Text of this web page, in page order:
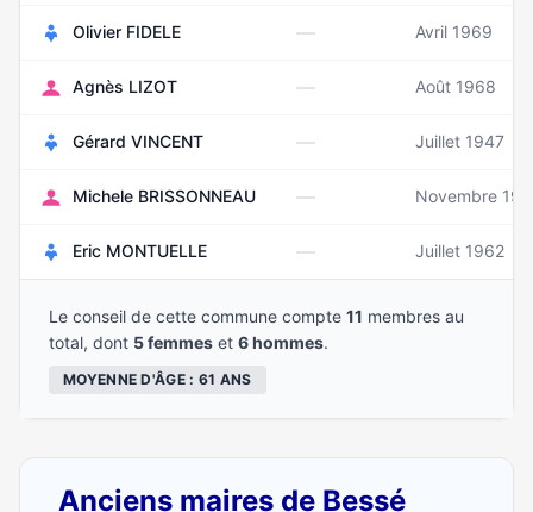
Olivier FIDELE — Avril 1969
Agnès LIZOT — Août 1968
Gérard VINCENT — Juillet 1947
Michele BRISSONNEAU — Novembre
Eric MONTUELLE — Juillet 1962
Le conseil de cette commune compte 11 membres au
total, dont 5 femmes et 6 hommes.
MOYENNE D'ÂGE : 61 ANS
Anciens maires de Bessé